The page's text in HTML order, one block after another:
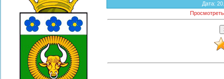
Дата: